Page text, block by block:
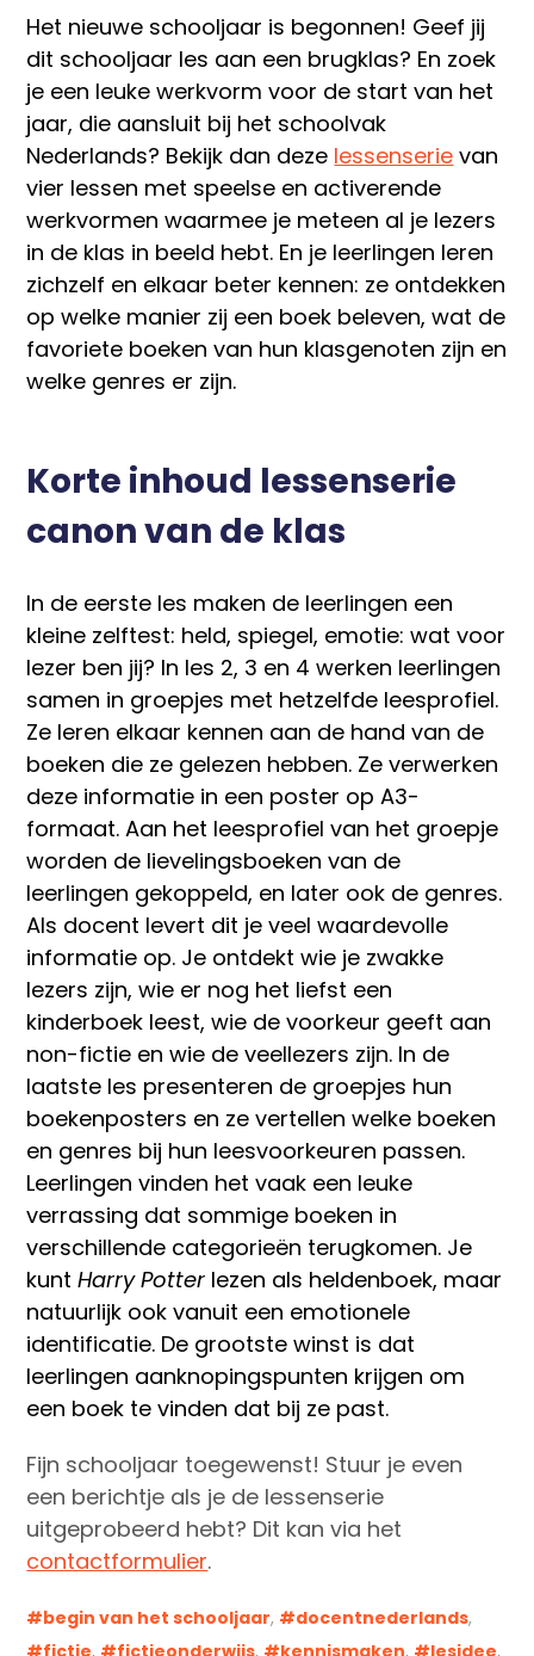
Het nieuwe schooljaar is begonnen! Geef jij
dit schooljaar les aan een brugklas? En zoek
je een leuke werkvorm voor de start van het
jaar, die aansluit bij het schoolvak
Nederlands? Bekijk dan deze lessenserie van
vier lessen met speelse en activerende
werkvormen waarmee je meteen al je lezers
in de klas in beeld hebt. En je leerlingen leren
zichzelf en elkaar beter kennen: ze ontdekken
op welke manier zij een boek beleven, wat de
favoriete boeken van hun klasgenoten zijn en
welke genres er zijn.
Korte inhoud lessenserie
canon van de klas
In de eerste les maken de leerlingen een
kleine zelftest: held, spiegel, emotie: wat voor
lezer ben jij? In les 2, 3 en 4 werken leerlingen
samen in groepjes met hetzelfde leesprofiel.
Ze leren elkaar kennen aan de hand van de
boeken die ze gelezen hebben. Ze verwerken
deze informatie in een poster op A3-
formaat. Aan het leesprofiel van het groepje
worden de lievelingsboeken van de
leerlingen gekoppeld, en later ook de genres.
Als docent levert dit je veel waardevolle
informatie op. Je ontdekt wie je zwakke
lezers zijn, wie er nog het liefst een
kinderboek leest, wie de voorkeur geeft aan
non-fictie en wie de veellezers zijn. In de
laatste les presenteren de groepjes hun
boekenposters en ze vertellen welke boeken
en genres bij hun leesvoorkeuren passen.
Leerlingen vinden het vaak een leuke
verrassing dat sommige boeken in
verschillende categorieën terugkomen. Je
kuntHarry Potter lezen als heldenboek, maar
natuurlijk ook vanuit een emotionele
identificatie. De grootste winst is dat
leerlingen aanknopingspunten krijgen om
een boek te vinden dat bij ze past.
Fijn schooljaar toegewenst! Stuur je even
een berichtje als je de lessenserie
uitgeprobeerd hebt? Dit kan via het
contactformulier.
begin van het schooljaar, docentnederlands,